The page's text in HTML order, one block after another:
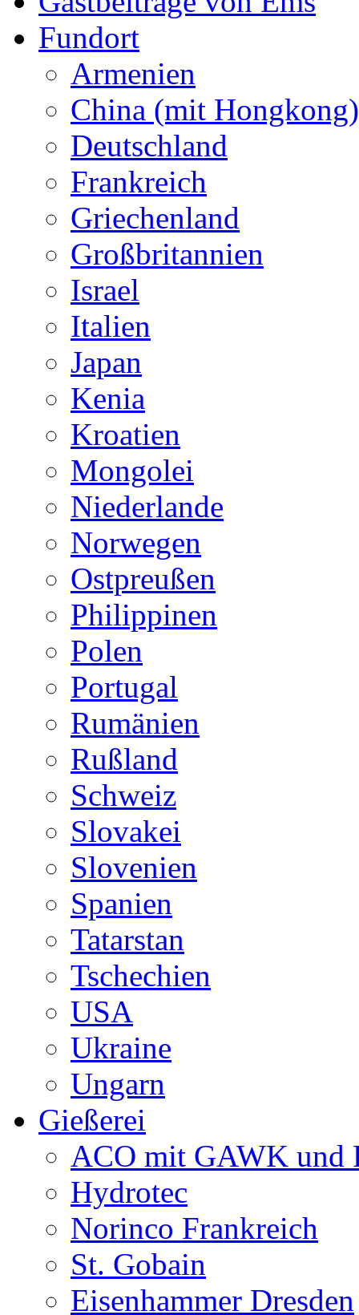
Fundort
Armenien
China (mit Hongkong)
Deutschland
Frankreich
Griechenland
Großbritannien
Israel
Italien
Japan
Kenia
Kroatien
Mongolei
Niederlande
Norwegen
Ostpreußen
Philippinen
Polen
Portugal
Rumänien
Rußland
Schweiz
Slovakei
Slovenien
Spanien
Tatarstan
Tschechien
USA
Ukraine
Ungarn
Gießerei
ACO mit GAWK und
Hydrotec
Norinco Frankreich
St. Gobain
Eisenhammer Dresden